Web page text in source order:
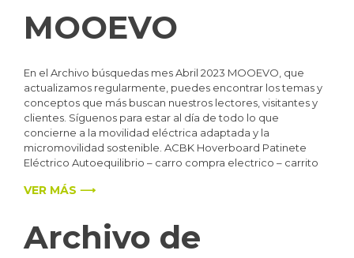
MOOEVO
En el Archivo búsquedas mes Abril 2023 MOOEVO, que
actualizamos regularmente, puedes encontrar los temas y
conceptos que más buscan nuestros lectores, visitantes y
clientes. Síguenos para estar al día de todo lo que
concierne a la movilidad eléctrica adaptada y la
micromovilidad sostenible. ACBK Hoverboard Patinete
Eléctrico Autoequilibrio – carro compra electrico – carrito
VER MÁS ⟶
Archivo de